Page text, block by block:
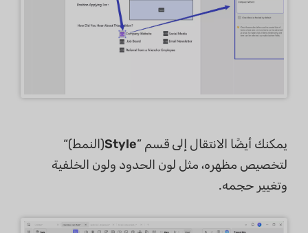
يمكنك أيضًا الانتقال إلى قسم ”Style(النمط)“
لتخصيص مظهره، مثل لون الحدود ولون الخلفية
وتغيير حجمه.